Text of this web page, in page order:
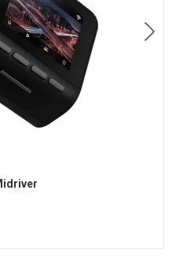
THÔNG MINH GƯƠNG